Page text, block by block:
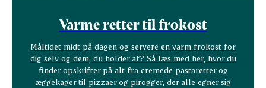
Varme retter til frokost
Måltidet midt på dagen og servere en varm frokost for
dig selv og dem, du holder af? Så læs med her, hvor du
finder opskrifter på alt fra cremede pastaretter og
æggekager til pizzaer og pirogger, der alle egner sig